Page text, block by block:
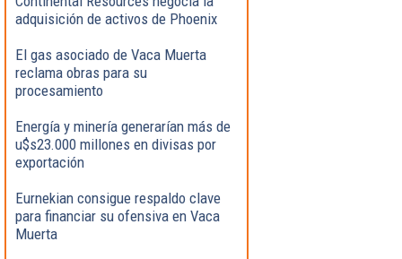
adquisición de activos de Phoenix
El gas asociado de Vaca Muerta
reclama obras para su
procesamiento
Energía y minería generarían más de
u$s23.000 millones en divisas por
exportación
Eurnekian consigue respaldo clave
para financiar su ofensiva en Vaca
Muerta